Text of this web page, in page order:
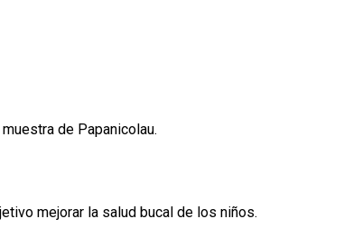
de Papanicolau.
mejorar la salud bucal de los niños.